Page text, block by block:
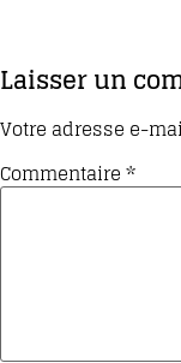
Laisser un
Votre adresse e-
Commentaire*